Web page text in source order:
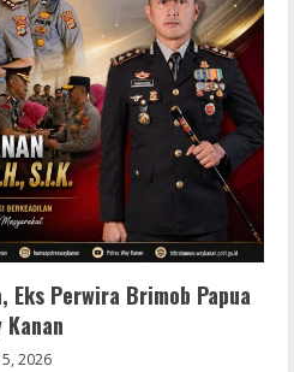
Eks Perwira Brimob Papua
2026
Acme 2026 Pre-DVDRip
7, 2026
R2024b Crack exe [Full] x64